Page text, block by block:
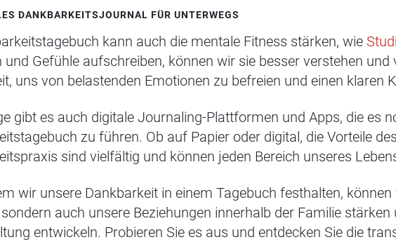
DANKBARKEITSJOURNAL FÜR UNTERWEGS
kann auch die mentale Fitness stärken, wie
und Gefühle aufschreiben, können wir sie besser verstehen und
uns von belastenden Emotionen zu befreien und einen klaren
gibt es auch digitale Journaling-Plattformen und Apps, die es
zu führen. Ob auf Papier oder digital, die Vorteile
sind vielfältig und können jeden Bereich unseres
wir unsere Dankbarkeit in einem Tagebuch festhalten,
auch unsere Beziehungen innerhalb der Familie stärken
entwickeln. Probieren Sie es aus und entdecken Sie die